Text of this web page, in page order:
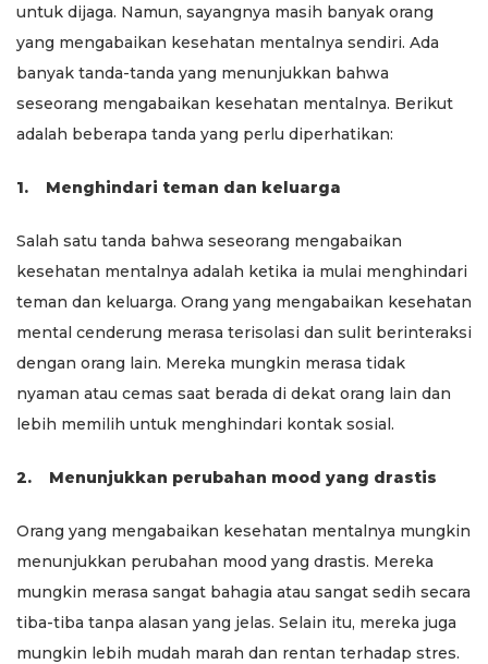
untuk dijaga. Namun, sayangnya masih banyak orang
yang mengabaikan kesehatan mentalnya sendiri. Ada
banyak tanda-tanda yang menunjukkan bahwa
seseorang mengabaikan kesehatan mentalnya. Berikut
adalah beberapa tanda yang perlu diperhatikan:
1. Menghindari teman dan keluarga
Salah satu tanda bahwa seseorang mengabaikan
kesehatan mentalnya adalah ketika ia mulai menghindari
teman dan keluarga. Orang yang mengabaikan kesehatan
mental cenderung merasa terisolasi dan sulit berinteraksi
dengan orang lain. Mereka mungkin merasa tidak
nyaman atau cemas saat berada di dekat orang lain dan
lebih memilih untuk menghindari kontak sosial.
2. Menunjukkan perubahan mood yang drastis
Orang yang mengabaikan kesehatan mentalnya mungkin
menunjukkan perubahan mood yang drastis. Mereka
mungkin merasa sangat bahagia atau sangat sedih secara
tiba-tiba tanpa alasan yang jelas. Selain itu, mereka juga
mungkin lebih mudah marah dan rentan terhadap stres.